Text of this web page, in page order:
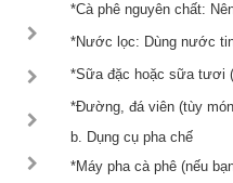
*Cà phê nguyên chất:
*Nước lọc: Dùng nước
*Sữa đặc hoặc sữa tươi
*Đường, đá viên (tùy
b. Dụng cụ pha chế
*Máy pha cà phê (nếu